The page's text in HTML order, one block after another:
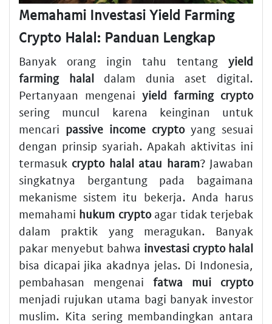
Memahami Investasi Yield Farming
Crypto Halal: Panduan Lengkap
Banyak orang ingin tahu tentang yield
farming halaldalam dunia aset digital.
Pertanyaan mengenai yield farming crypto
sering muncul karena keinginan untuk
mencari passive income cryptoyang sesuai
dengan prinsip syariah. Apakah aktivitas ini
termasuk crypto halal atau haram? Jawaban
singkatnya bergantung pada bagaimana
mekanisme sistem itu bekerja. Anda harus
memahami hukum cryptoagar tidak terjebak
dalam praktik yang meragukan. Banyak
pakar menyebut bahwa investasi crypto halal
bisa dicapai jika akadnya jelas. Di Indonesia,
pembahasan mengenai fatwa mui crypto
menjadi rujukan utama bagi banyak investor
muslim. Kita sering membandingkan antara